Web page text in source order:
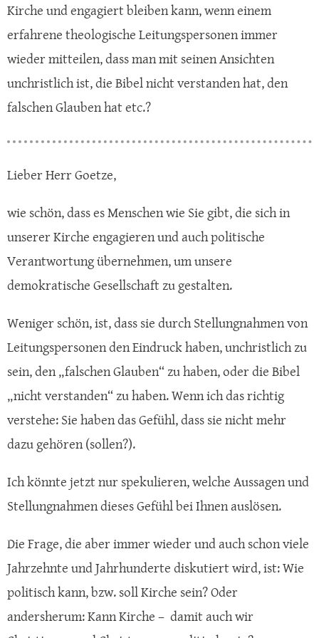
Kirche und engagiert bleiben kann, wenn einem
erfahrene theologische Leitungspersonen immer
wieder mitteilen, dass man mit seinen Ansichten
unchristlich ist, die Bibel nicht verstanden hat, den
falschen Glauben hat etc.?
Lieber Herr Goetze,
wie schön, dass es Menschen wie Sie gibt, die sich in
unserer Kirche engagieren und auch politische
Verantwortung übernehmen, um unsere
demokratische Gesellschaft zu gestalten.
Weniger schön, ist, dass sie durch Stellungnahmen von
Leitungspersonen den Eindruck haben, unchristlich zu
sein, den „falschen Glauben“ zu haben, oder die Bibel
„nicht verstanden“ zu haben. Wenn ich das richtig
verstehe: Sie haben das Gefühl, dass sie nicht mehr
dazu gehören (sollen?).
Ich könnte jetzt nur spekulieren, welche Aussagen und
Stellungnahmen dieses Gefühl bei Ihnen auslösen.
Die Frage, die aber immer wieder und auch schon viele
Jahrzehnte und Jahrhunderte diskutiert wird, ist: Wie
politisch kann, bzw. soll Kirche sein? Oder
andersherum: Kann Kirche – damit auch wir